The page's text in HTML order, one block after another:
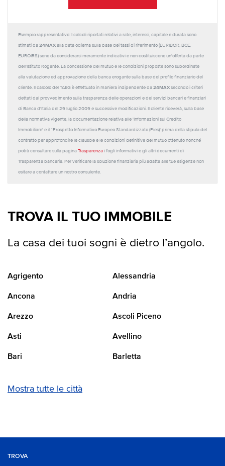
Esempio rappresentativo: I calcoli riportati relativi a rate, interessi, capitale e durata sono
stimati da 24MAX alla data odierna sulla base dei tassi di riferimento (EURIBOR, BCE,
EUROIRS) sono da considerarsi meramente indicativi e non costituiscono un'offerta da parte
dell'Istituto Rogante. La concessione del mutuo e le condizioni proposte sono subordinate
alla valutazione ed approvazione della banca erogante sulla base del profilo finanziario del
cliente. Il calcolo del TAEG è effettuato in maniera indipendente da 24MAX secondo i criteri
dettati dal provvedimento sulla trasparenza delle operazioni e dei servizi bancari e finanziari
di Banca d'Italia del 29 luglio 2009 e successive modificazioni. Il cliente riceverà, sulla base
della normativa vigente, la documentazione relativa alle 'Informazioni sul Credito
Immobiliare' e il “Prospetto Informativo Europeo Standardizzato (Pies)' prima della stipula del
contratto per approfondire le clausole e le condizioni definitive del mutuo ottenuto nonché
potrà consultare sulla pagina Trasparenza i fogli informativi e gli altri documenti di
Trasparenza bancaria. Per verificare la soluzione finanziaria più adatta alle tue esigenze non
esitare a contattare un nostro consulente.
TROVA IL TUO IMMOBILE
La casa dei tuoi sogni è dietro l’angolo.
Agrigento Alessandria
Ancona Andria
Arezzo Ascoli Piceno
Asti Avellino
Bari Barletta
Mostra tutte le città
TROVA